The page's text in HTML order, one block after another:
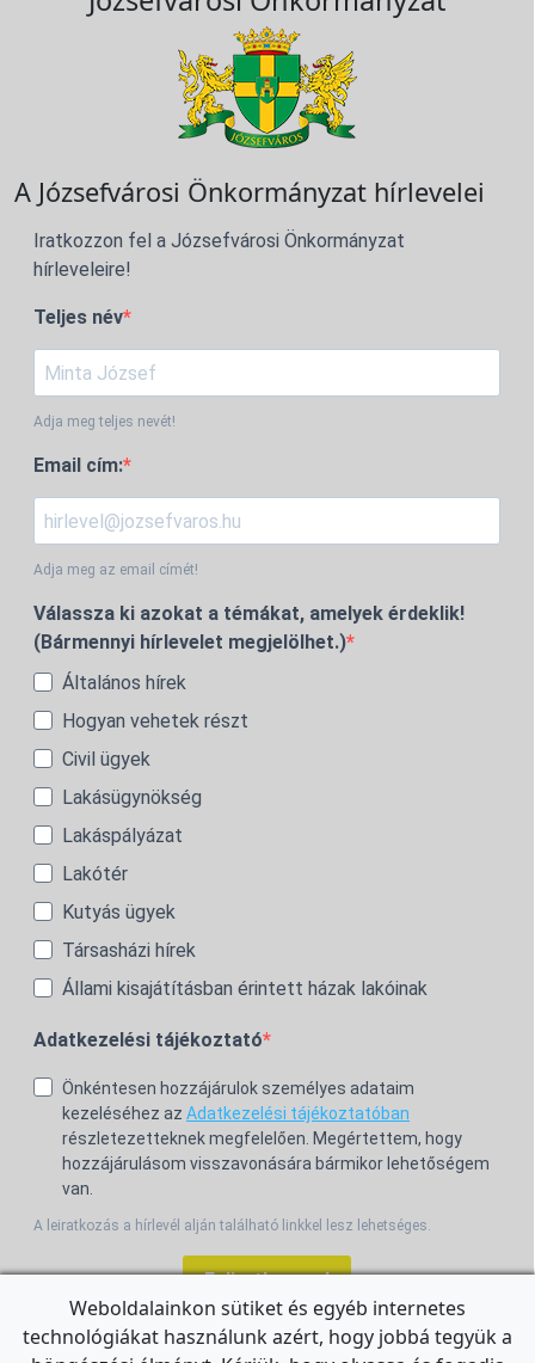
A Józsefvárosi Önkormányzat hírlevelei
Iratkozzon fel a Józsefvárosi Önkormányzat
hírleveleire!
Teljes név
Adja meg teljes nevét!
Email cím:
Adja meg az email címét!
Válassza ki azokat a témákat, amelyek érdeklik!
(Bármennyi hírlevelet megjelölhet.)
Általános hírek
Hogyan vehetek részt
Civil ügyek
Lakásügynökség
Lakáspályázat
Lakótér
Kutyás ügyek
Társasházi hírek
Állami kisajátításban érintett házak lakóinak
Adatkezelési tájékoztató
Önkéntesen hozzájárulok személyes adataim
kezeléséhez az Adatkezelési tájékoztatóban
részletezetteknek megfelelően. Megértettem, hogy
hozzájárulásom visszavonására bármikor lehetőségem
van.
A leiratkozás a hírlevél alján található linkkel lesz lehetséges.
Feliratkozom!
Weboldalainkon sütiket és egyéb internetes
technológiákat használunk azért, hogy jobbá tegyük a